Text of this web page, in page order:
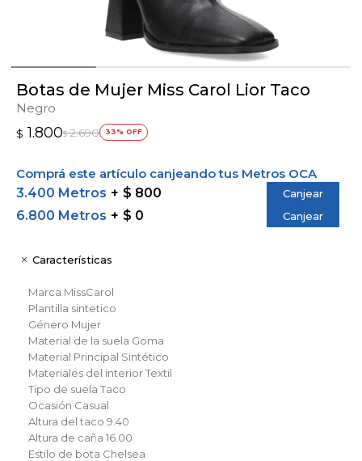
Botas de Mujer Miss Carol Lior Taco
Negro
$ 1.800$ 2.690 33
Comprá este artículo canjeando tus Metros OCA
3.400 Metros
$ 800 Canjear
6.800 Metros $ 0 Canjear
Características
Marca MissCarol
Plantilla sintetico
Género Mujer
Material de la suela Goma
Material Principal Sintético
Materiales del interiorTextil
Tipo de suela Taco
Ocasión Casual
Altura del taco 9.40
Altura de caña 16.00
Estilo de bota Chelsea